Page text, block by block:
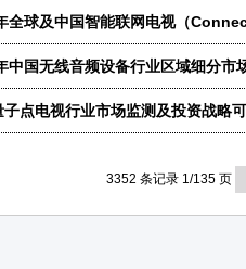
3352 条记录 1/135 页